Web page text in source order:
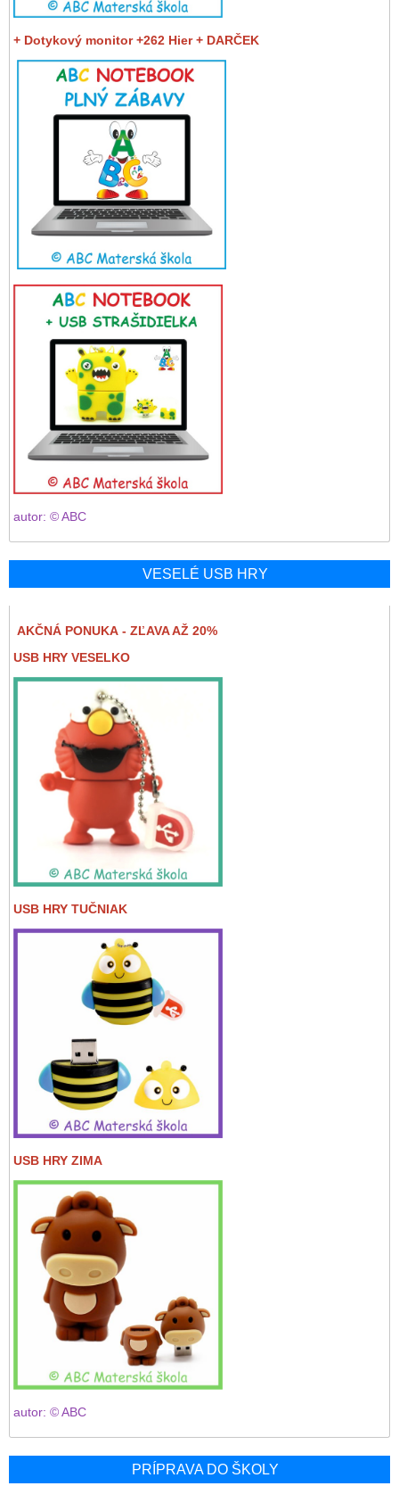
+ Dotykový monitor +262 Hier + DARČEK
autor: © ABC
VESELÉ USB HRY
AKČNÁ PONUKA - ZĽAVA AŽ 20%
USB HRY VESELKO
USB HRY TUČNIAK
USB HRY ZIMA
autor: © ABC
PRÍPRAVA DO ŠKOLY